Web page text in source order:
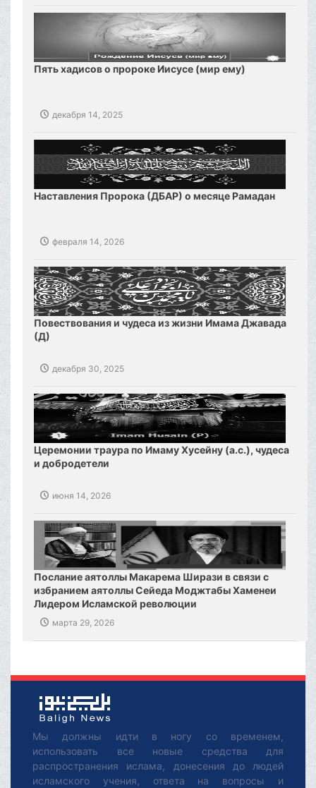
Пять хадисов о пророке Иисусе (мир ему)
декабря 14, 2025
Наставления Пророка (ДБАР) о месяце Рамадан
февраля 14, 2026
Повествования и чудеса из жизни Имама Джавада
(Д)
декабря 30, 2025
Церемонии траура по Имаму Хусейну (а.с.), чудеса
и добродетели
июня 14, 2026
Послание аятоллы Макарема Ширази в связи с
избранием аятоллы Сейеда Моджтабы Хаменеи
Лидером Исламской революции
марта 29, 2026
Мы должны идти в ногу со временем,
использовать все новые средства для
распространения ислама, донесения до людей
исламского учения, ответа на вопросы и